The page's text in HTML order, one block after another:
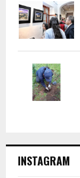
INSTAGRAM